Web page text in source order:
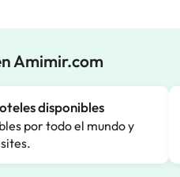
Amimir.com
disponibles
por todo el mundo y